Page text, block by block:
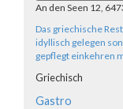
An den Seen 12,
Das griechische
idyllisch gelegen
gepflegt einkehren
Griechisch
Gastro